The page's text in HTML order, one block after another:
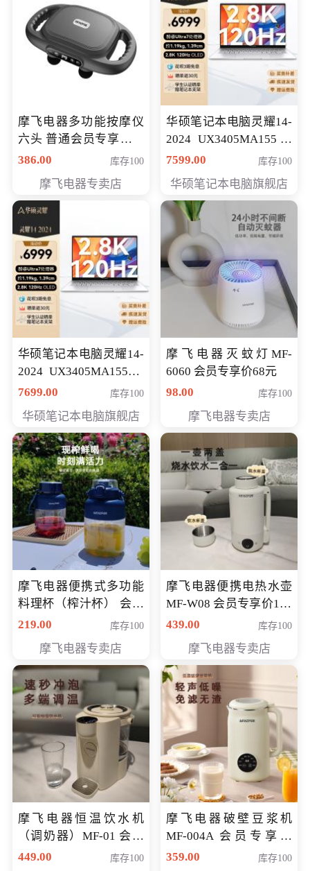
摩飞电器多功能按摩仪
六头 普通会员专享价格
199元
386.00 库存100
摩飞电器专卖店
华硕笔记本电脑灵耀14-
2024 UX3405MA155冰
川银 oled 智慧轻薄本 会
7599.00 库存100
华硕笔记本电脑旗舰店
华硕笔记本电脑灵耀14-
2024 UX3405MA155夜
空蓝 oled 智慧轻薄本 会
7699.00 库存100
华硕笔记本电脑旗舰店
摩飞电器灭蚊灯MF-
6060 会员专享价68元
98.00
库存100
摩飞电器专卖店
摩飞电器便携式多功能
料理杯（榨汁杯） 会员
专享价118元
219.00 库存100
摩飞电器专卖店
摩飞电器便携电热水壶
MF-W08 会员专享价198
元
439.00 库存100
摩飞电器专卖店
摩飞电器恒温饮水机
（调奶器）MF-01 会员
专享价366元
449.00 库存100
摩飞电器破壁豆浆机
MF-004A 会员专享价
168元
359.00 库存100